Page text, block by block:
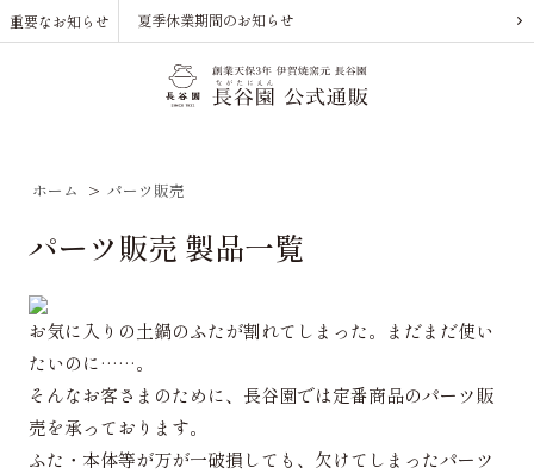
重要なお知らせ 夏季休業期間のお知らせ
ホーム > パーツ販売
パーツ販売 製品一覧
お気に入りの土鍋のふたが割れてしまった。まだまだ使い
たいのに……。
そんなお客さまのために、長谷園では定番商品のパーツ販
売を承っております。
ふた・本体等が万が一破損しても、欠けてしまったパーツ